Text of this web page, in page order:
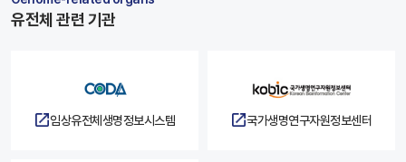
유전체 관련 기관
임상유전체생명정보시스템 국가생명연구자원정보센터